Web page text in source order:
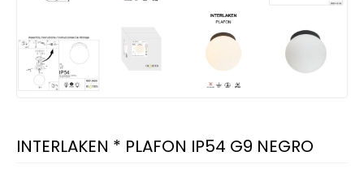
INTERLAKEN * PLAFON IP54 G9 NEGRO